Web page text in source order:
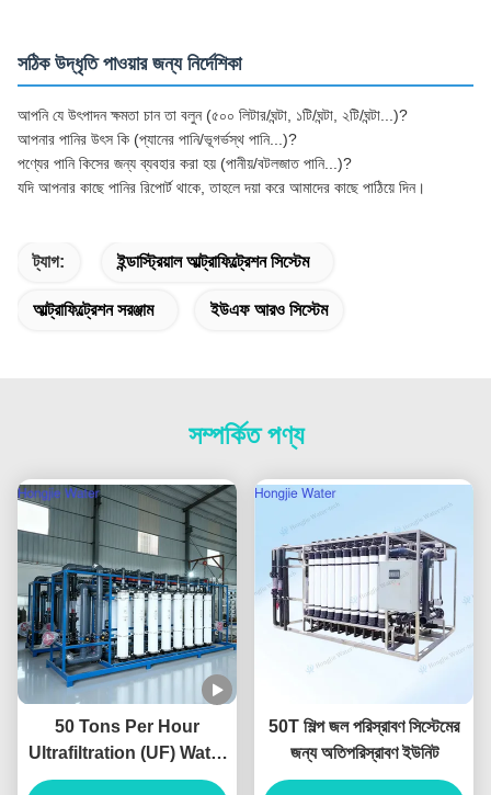
সঠিক উদ্ধৃতি পাওয়ার জন্য নির্দেশিকা
আপনি যে উৎপাদন ক্ষমতা চান তা বলুন (৫০০ লিটার/ঘন্টা, ১টি/ঘন্টা, ২টি/ঘন্টা...)?
আপনার পানির উৎস কি (প্যানের পানি/ভূগর্ভস্থ পানি...)?
পণ্যের পানি কিসের জন্য ব্যবহার করা হয় (পানীয়/বটলজাত পানি...)?
যদি আপনার কাছে পানির রিপোর্ট থাকে, তাহলে দয়া করে আমাদের কাছে পাঠিয়ে দিন।
ট্যাগ: ইন্ডাস্ট্রিয়াল আল্ট্রাফিল্ট্রেশন সিস্টেম
আল্ট্রাফিল্ট্রেশন সরঞ্জাম ইউএফ আরও সিস্টেম
সম্পর্কিত পণ্য
50 Tons Per Hour
Ultrafiltration (UF) Water
Treatment System For
50T শিল্প জল পরিস্রাবণ সিস্টেমের
জন্য অতিপরিস্রাবণ ইউনিট